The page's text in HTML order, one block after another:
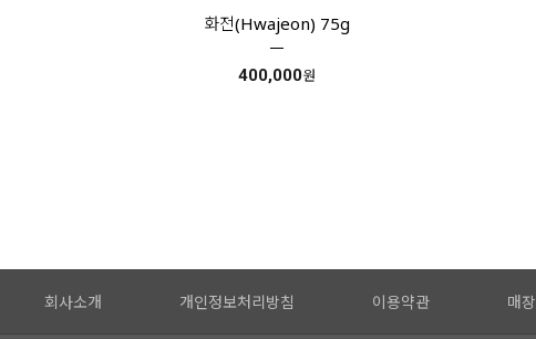
화전(Hwajeon) 75g
400,000원
회사소개 개인정보처리방침 이용약관 매